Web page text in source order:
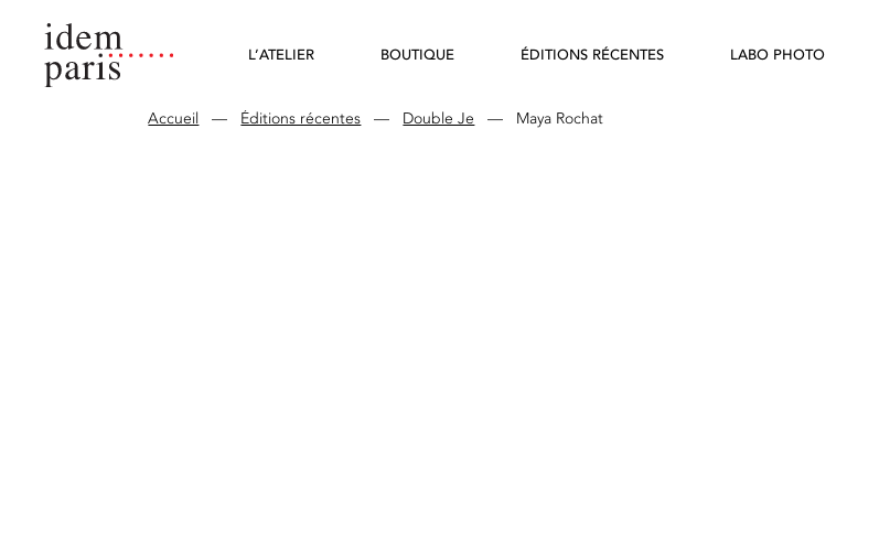
L’ATELIER BOUTIQUE ÉDITIONS RÉCENTES LABO PHOTO
Accueil — Éditions récentes — Double Je — Maya Rochat